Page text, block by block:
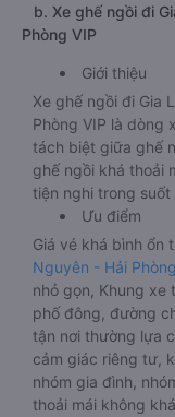
b. Xe ghế ngồi đi
Phòng VIP
Giới thiệu
Xe ghế ngồi đi Gia
Phòng VIP là dòng
tách biệt giữa ghế
ghế ngồi khá thoải
tiện nghi trong
Ưu điểm
Giá vé khá bình
Nguyên - Hải
nhỏ gọn, Khung xe
phố đông, đường
tận nơi thường lựa
cảm giác riêng tư,
nhóm gia đình,
thoải mái không